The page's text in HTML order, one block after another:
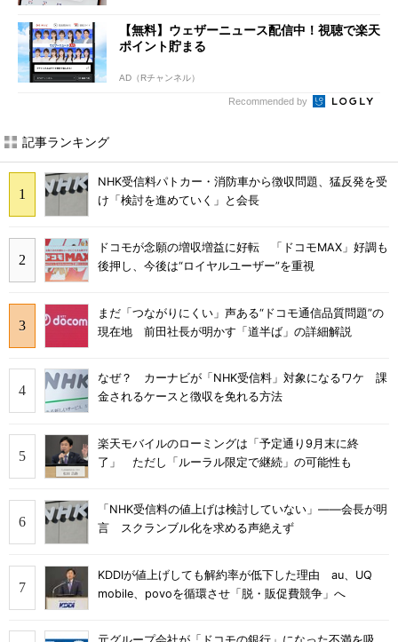
【無料】ウェザーニュース配信中！視聴で楽天
ポイント貯まる
AD（Rチャンネル）
Recommended by
記事ランキング
NHK受信料パトカー・消防車から徴収問題、猛反発を受
け「検討を進めていく」と会長
ドコモが念願の増収増益に好転 「ドコモMAX」好調も
後押し、今後は“ロイヤルユーザー”を重視
まだ「つながりにくい」声ある“ドコモ通信品質問題”の
現在地 前田社長が明かす「道半ば」の詳細解説
なぜ？ カーナビが「NHK受信料」対象になるワケ 課
金されるケースと徴収を免れる方法
楽天モバイルのローミングは「予定通り9月末に終
了」 ただし「ルーラル限定で継続」の可能性も
「NHK受信料の値上げは検討していない」――会長が明
言 スクランブル化を求める声絶えず
KDDIが値上げしても解約率が低下した理由 au、UQ
mobile、povoを循環させ「脱・販促費競争」へ